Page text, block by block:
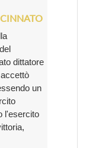
dittatore
un
l'esercito